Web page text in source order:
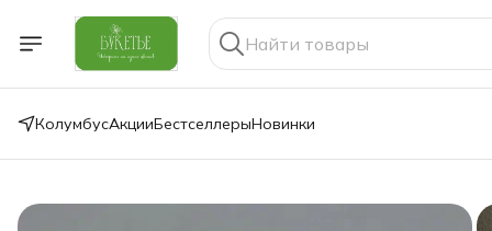
КолумбусАкцииБестселлерыНовинки